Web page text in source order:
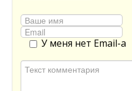
У меня нет Email-а